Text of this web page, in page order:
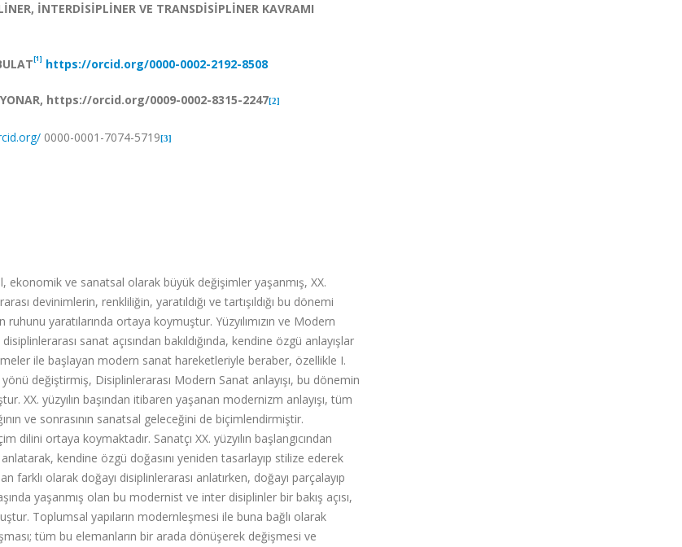
İNTERDİSİPLİNER VE TRANSDİSİPLİNER KAVRAMI
[1] https://orcid.org/0000-0002-2192-8508
0009-0002-8315-2247[2]
0000-0001-7074-5719 [3]
ekonomik ve sanatsal olarak büyük değişimler yaşanmış, XX.
devinimlerin, renkliliğin, yaratıldığı ve tartışıldığı bu dönemi
yaratılarında ortaya koymuştur. Yüzyılımızın ve Modern
sanat açısından bakıldığında, kendine özgü anlayışlar
ile başlayan modern sanat hareketleriyle beraber, özellikle I.
değiştirmiş, Disiplinlerarası Modern Sanat anlayışı, bu dönemin
XX. yüzyılın başından itibaren yaşanan modernizm anlayışı, tüm
ve sonrasının sanatsal geleceğini de biçimlendirmiştir.
dilini ortaya koymaktadır. Sanatçı XX. yüzyılın başlangıcından
kendine özgü doğasını yeniden tasarlayıp stilize ederek
olarak doğayı disiplinlerarası anlatırken, doğayı parçalayıp
yaşanmış olan bu modernist ve inter disiplinler bir bakış açısı,
Toplumsal yapıların modernleşmesi ile buna bağlı olarak
tüm bu elemanların bir arada dönüşerek değişmesi ve